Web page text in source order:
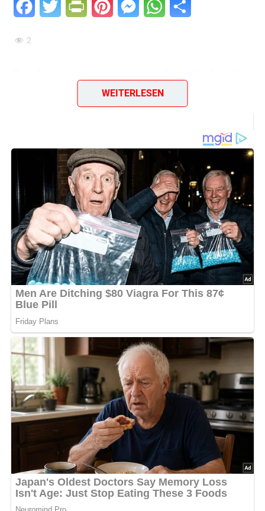
FacebookTwitter PrintFriendly
PinterestMessengerWhatsApp
2
Bohnensuppe a la Jokai
300 g Kasslerkamm
150 g weiße Bohnen
50 g Schmalz
1 Ei
100 g Zwiebeln
Pfeffer, Petersilie
100 g Schinkenwurst
150 g Suppengrün
0,2 I saure Sahne
200 g Mehl
Salz, Rosenpaprika
1 geriebene Knoblauchzehe
Lob, Kritik, Fragen oder Anregungen zum Rezept?
Dann hinterlasse doch bitte einen Kommentar am
Ende dieser Seite & auch eine Bewertung!
Zubereitung
Die Bohnen einweichen, danach mit Kaßlerkamm zum
Kochen ansetzen, leicht salzen, Suppengrün waschen und
in dünne Scheiben schneiden.
Die Schinkenwurst in Scheiben schneiden und
WEITERLESEN